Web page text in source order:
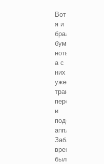
Вот
я и
брал
бумажные
ноты,
а с
них
уже
перекладывал
и
подбирал
аппликатуру.
Забавное
время
было.